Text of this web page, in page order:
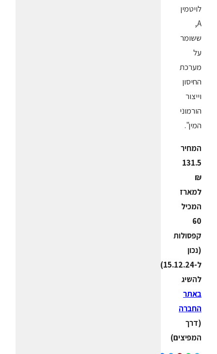
לויטמין
A,
ששומר
על
מערכת
החיסון
וייצור
הורמוני
המין".
המחיר
131.5
₪
למארז
המכיל
60
קפסולות
(נכון
ל-15.12.24).
להשיג
באתר
החברה
(דרך
המפיצים)